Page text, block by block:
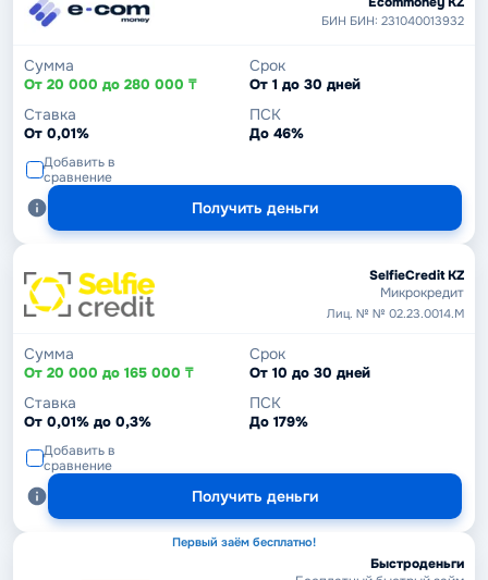
БИН БИН: 231040013932
Сумма
От 20 000 до 280 000 ₸
Срок
От 1 до 30 дней
Ставка
От 0,01%
ПСК
До 46%
Добавить в
сравнение
Получить деньги
SelfieCredit KZ
Микрокредит
Лиц. № № 02.23.0014.М
Сумма
От 20 000 до 165 000 ₸
Срок
От 10 до 30 дней
Ставка
От 0,01% до 0,3%
ПСК
До 179%
Добавить в
сравнение
Получить деньги
Первый заём бесплатно!
Быстроденьги